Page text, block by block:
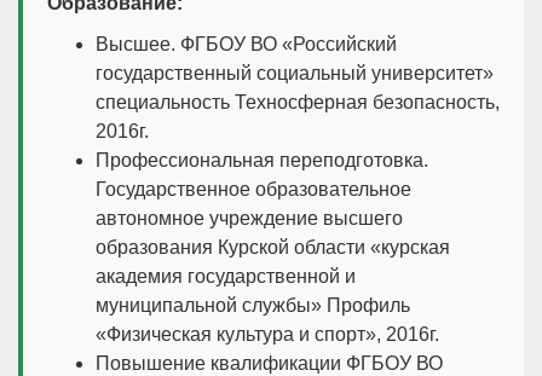
Высшее. ФГБОУ ВО «Российский
государственный социальный университет»
специальность Техносферная безопасность,
2016г.
Профессиональная переподготовка.
Государственное образовательное
автономное учреждение высшего
образования Курской области «курская
академия государственной и
муниципальной службы» Профиль
«Физическая культура и спорт», 2016г.
Повышение квалификации ФГБОУ ВО